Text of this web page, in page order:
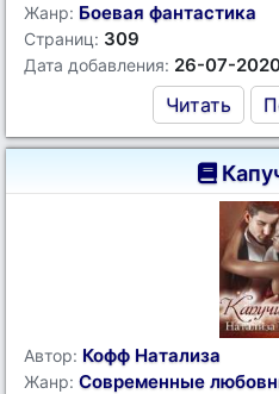
Жанр: Боевая фантастика
Страниц: 309
Дата добавления: 26-07-
Читать
Автор: Кофф Натализа
Жанр: Современные